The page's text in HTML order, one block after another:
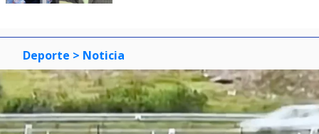
Deporte > Noticia